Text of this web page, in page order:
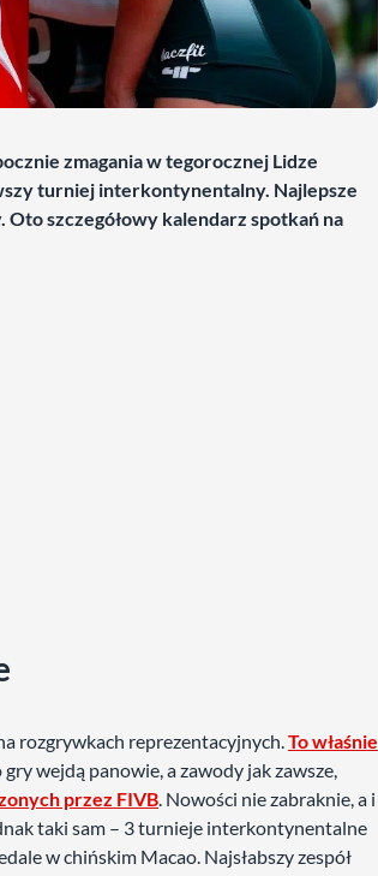
zmagania w tegorocznej Lidze
turniej interkontynentalny. Najlepsze
szczegółowy kalendarz spotkań na
rozgrywkach reprezentacyjnych.To właśnie
wejdą panowie, a zawody jak zawsze,
przez FIVB. Nowości nie zabraknie, a i
taki sam – 3 turnieje interkontynentalne
w chińskim Macao. Najsłabszy zespół